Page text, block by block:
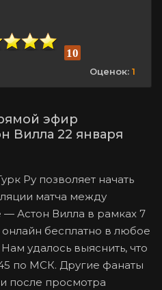
Ру позволяет начать
матча между
Астон Вилла в рамках 7
бесплатно в любое
удалось выяснить, что
по МСК. Другие фанаты
после просмотра
эфир
Вилла 22 января
10
Оценок: 1